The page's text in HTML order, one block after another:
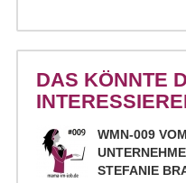
DAS KÖNNTE
WMN-009
STEFANIE